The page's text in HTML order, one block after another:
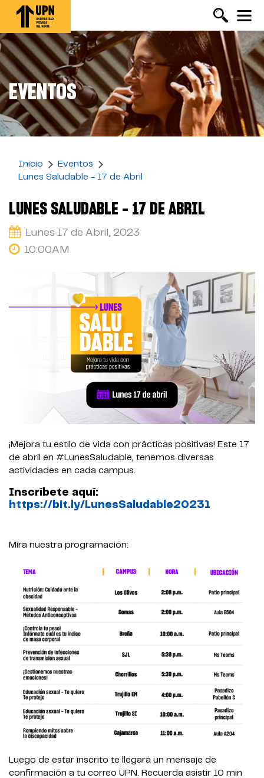
Pasar
contenido
principal
EVENTOS
Inicio
Eventos
Lunes Saludable - 17 de Abril
LUNES SALUDABLE - 17 DE ABRIL
Lunes 17 de Abril, 2023
10:00AM
¡Mejora tu estilo de vida con prácticas positivas! Este 17
de abril en #LunesSaludable, tenemos diversas
actividades en cada campus.
Inscríbete aquí:
https://bit.ly/LunesSaludable20231
Mira nuestra programación:
Luego de estar inscrito te llegará un mensaje de
confirmación a tu correo UPN. Recuerda asistir 10 min